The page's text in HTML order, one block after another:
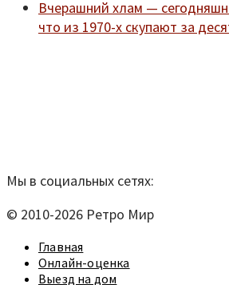
Вчерашний хлам —
что из 1970-х скупают за
Мы в социальных сетях:
© 2010-2026 Ретро Мир
Главная
Онлайн-оценка
Выезд на дом